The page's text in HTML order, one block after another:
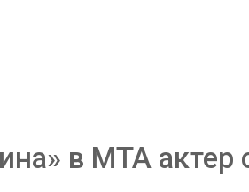
в МТА